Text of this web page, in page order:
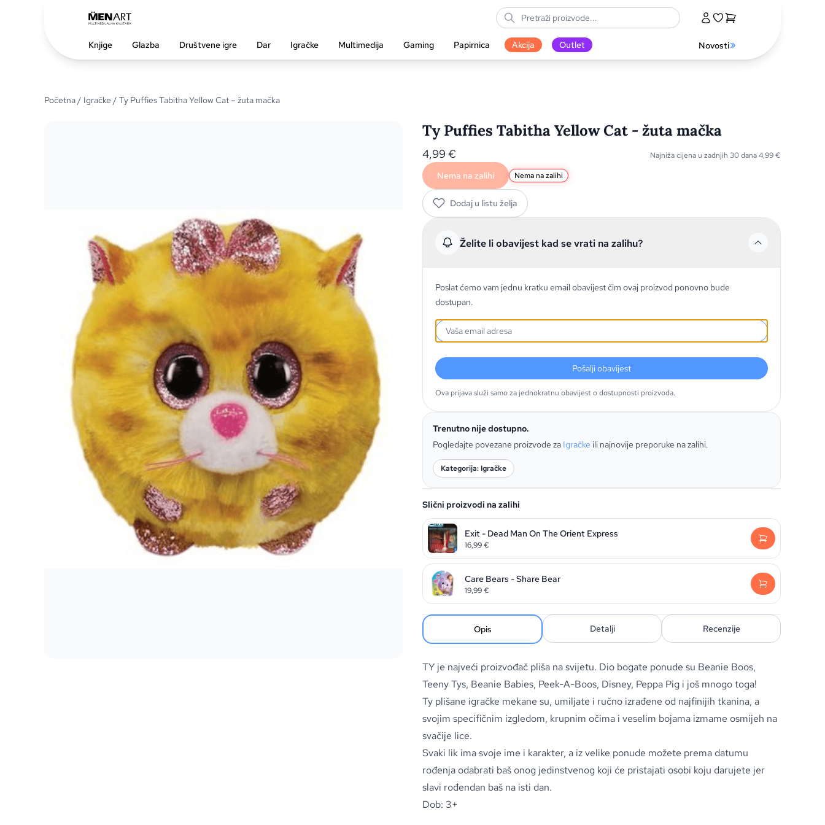
Knjige Glazba Društvene igre Dar Igračke Multimedija Gaming Papirnica Akcija Outlet Novosti
Početna/ Igračke / Ty Puffies Tabitha Yellow Cat – žuta mačka
Ty Puffies Tabitha Yellow Cat - žuta mačka
4,99 € Najniža cijena u zadnjih 30 dana4,99€
Nema na zalihi Nema na zalihi
Dodaj u listu želja
Želite li obavijest kad se vrati na zalihu?
Poslat ćemo vam jednu kratku email obavijest čim ovaj proizvod ponovno bude
dostupan.
Pošalji obavijest
Ova prijava služi samo za jednokratnu obavijest o dostupnosti proizvoda.
Trenutno nije dostupno.
Pogledajte povezane proizvode za Igračke ili najnovije preporuke na zalihi.
Kategorija: Igračke
Slični proizvodi na zalihi
Exit - Dead Man On The Orient Express
16,99€
Care Bears - Share Bear
19,99€
Opis Detalji Recenzije
TY je najveći proizvođač pliša na svijetu. Dio bogate ponude su Beanie Boos,
Teeny Tys, Beanie Babies, Peek-A-Boos, Disney, Peppa Pig i još mnogo toga!
Ty plišane igračke mekane su, umiljate i ručno izrađene od najfinijih tkanina, a
svojim specifičnim izgledom, krupnim očima i veselim bojama izmame osmijeh na
svačije lice.
Svaki lik ima svoje ime i karakter, a iz velike ponude možete prema datumu
rođenja odabrati baš onog jedinstvenog koji će pristajati osobi koju darujete jer
slavi rođendan baš na isti dan.
Dob: 3+